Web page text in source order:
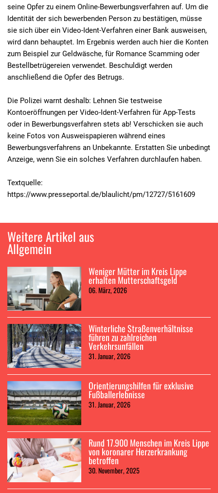
seine Opfer zu einem Online-Bewerbungsverfahren auf. Um die
Identität der sich bewerbenden Person zu bestätigen, müsse
sie sich über ein Video-Ident-Verfahren einer Bank ausweisen,
wird dann behauptet. Im Ergebnis werden auch hier die Konten
zum Beispiel zur Geldwäsche, für Romance Scamming oder
Bestellbetrügereien verwendet. Beschuldigt werden
anschließend die Opfer des Betrugs.
Die Polizei warnt deshalb: Lehnen Sie testweise
Kontoeröffnungen per Video-Ident-Verfahren für App-Tests
oder in Bewerbungsverfahren stets ab! Verschicken sie auch
keine Fotos von Ausweispapieren während eines
Bewerbungsverfahrens an Unbekannte. Erstatten Sie unbedingt
Anzeige, wenn Sie ein solches Verfahren durchlaufen haben.
Textquelle:
https://www.presseportal.de/blaulicht/pm/12727/5161609
Weitere Artikel aus
Allgemein
Weniger Mütter im Kreis Lippe
erhalten Mutterschaftsgeld
06. März, 2026
Winterliche Straßenverhältnisse
führen zu zahlreichen
Verkehrsunfällen
31. Januar, 2026
Orientierungshilfen für exklusive
Fußballerlebnisse
31. Januar, 2026
Rund 17.900 Menschen im Kreis Lippe
von koronarer Herzerkrankung
betroffen
30. November, 2025